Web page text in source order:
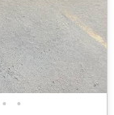
• •